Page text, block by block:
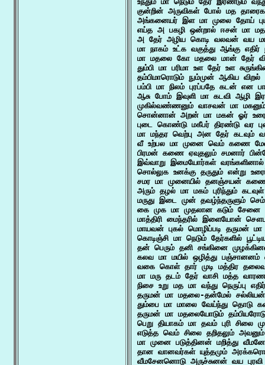
குன்றின் அருவிகள் போல் மத
அங்கனையர் இள மா முலை தோய்
எய்த அ பகழி ஒன்றால் ஈசன் மா
அ தேர் அழிய கொடி வலவன் வய
மா நாகம் உட்க வகுத்து ஆங்கு
மா மதலை கோ மதலை மான் தேர்
தும்பி மா பரிமா உள தேர் உள
தம்பிமாரொடும் நும்முன் ஆகிய
பம்பி மா நிலம் புரப்பதே கடன் என
ஆசு போம் இவுளி மா கடவி ஆழி
முகில்வண்ணனும் வாசவன் மா
சொன்னான் அறன் மா மகன் ஓர்
புடை கொண்டு மகீபர் திரண்டு வர
மா மந்தர வெற்பு அன தேர்
வீ உற்பல மா முனை வெம் கணை மேல்
பிரமன் கணை ஏவுதலும் சமனார்
இவ்வாறு இமையோர்கள்
சொல்லுக உனக்கு தருதும் என்று
சமர மா முனையில் தனஞ்சயன்
அரும் தழல் மா மகம் புரிந்தும்
மருது இடை முன் தவழ்ந்தருளும்
கை முக மா முதலான கடும்
மாத்திரி மைந்தரில் இளையோன்
மாயவன் புகல் மொழிப்படி தருமன்
கொடிஞ்சி மா நெடும் தேர்களில்
தன் பெரும் தனி சங்கினை
கலவ மா மயில் ஒழித்து பஞ்சானனம்
வகை கொள் தார் முடி மத்திர
மா மரு தடம் தேர் வாசி மத்த
நிசை உறு மத மா வந்து நெருப்பு
தருமன் மா மதலை-தன்மேல்
தும்பை மா மாலை வேய்ந்து தொடு
தருமன் மா மதலையோடும்
பெறு தியாகம் மா தவம் புரி சிலை
எடுத்த வெம் சிலை தறிதலும்
மா முனை படுத்தினன் மறித்து
தான வானவர்கள் யுத்தமும்
வீமசேனனொடு அருச்சுனன் வய